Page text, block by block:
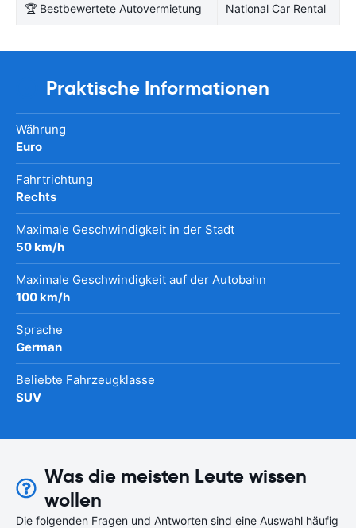
🏆 Bestbewertete Autovermietung National Car Rental
Praktische Informationen
Währung
Euro
Fahrtrichtung
Rechts
Maximale Geschwindigkeit in der Stadt
50 km/h
Maximale Geschwindigkeit auf der Autobahn
100 km/h
Sprache
German
Beliebte Fahrzeugklasse
SUV
Was die meisten Leute wissen
wollen
Die folgenden Fragen und Antworten sind eine Auswahl häufig